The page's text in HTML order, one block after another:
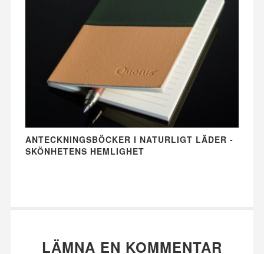
ANTECKNINGSBÖCKER I NATURLIGT LÄDER -
SKÖNHETENS HEMLIGHET
LÄMNA EN KOMMENTAR